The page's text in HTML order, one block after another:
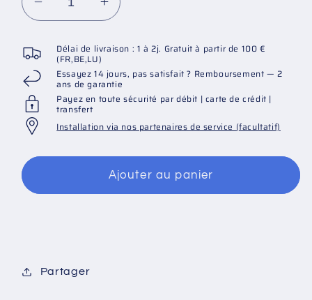
Réduire
la
quantité
de
Transition
PVC
de
mm
un
1/2
Augmenter
la
quantité
Transition
en
de
mm
vers
un
Délai de livraison : 1 à 2j. Gratuit à partir de 100 €
(FR,BE,LU)
Essayez 14 jours, pas satisfait ? Remboursement — 2
ans de garantie
Payez en toute sécurité par débit | carte de crédit |
transfert
Installation via nos partenaires de service (facultatif)
Ajouter au panier
Partager